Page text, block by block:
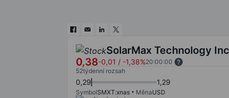
SolarMax Technology
0,38-0,01 / -1,38%20:00:00
52týdenní rozsah
0,29 1,29
SymbolSMXT:xnas MěnaUSD